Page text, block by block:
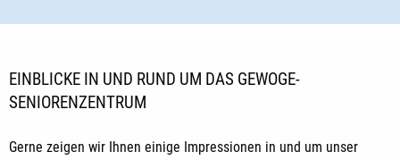
EINBLICKE IN UND RUND UM DAS GEWOGE-
SENIORENZENTRUM
Gerne zeigen wir Ihnen einige Impressionen in und um unser